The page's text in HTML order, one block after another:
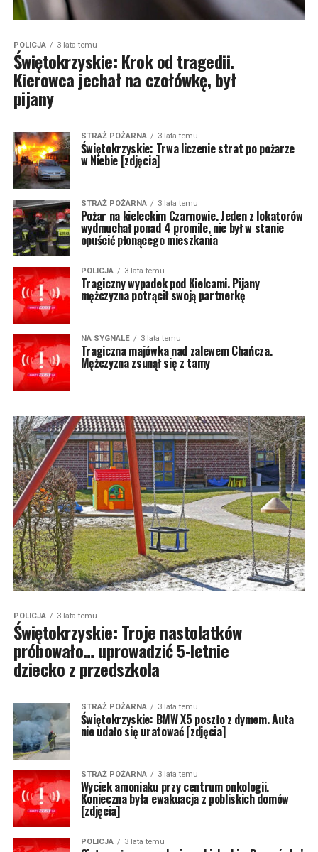
POLICJA 3 lata temu
Świętokrzyskie: Krok od tragedii.
Kierowca jechał na czołówkę, był
pijany
STRAŻ POŻARNA 3 lata temu
Świętokrzyskie: Trwa liczenie strat po pożarze
w Niebie [zdjęcia]
STRAŻ POŻARNA 3 lata temu
Pożar na kieleckim Czarnowie. Jeden z lokatorów
wydmuchał ponad 4 promile, nie był w stanie
opuścić płonącego mieszkania
POLICJA 3 lata temu
Tragiczny wypadek pod Kielcami. Pijany
mężczyzna potrącił swoją partnerkę
NA SYGNALE 3 lata temu
Tragiczna majówka nad zalewem Chańcza.
Mężczyzna zsunął się z tamy
POLICJA 3 lata temu
Świętokrzyskie: Troje nastolatków
próbowało… uprowadzić 5-letnie
dziecko z przedszkola
STRAŻ POŻARNA 3 lata temu
Świętokrzyskie: BMW X5 poszło z dymem. Auta
nie udało się uratować [zdjęcia]
STRAŻ POŻARNA 3 lata temu
Wyciek amoniaku przy centrum onkologii.
Konieczna była ewakuacja z pobliskich domów
[zdjęcia]
POLICJA 3 lata temu